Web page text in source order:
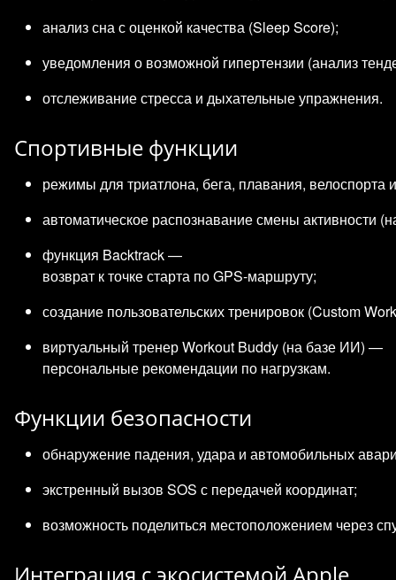
анализ сна с оценкой качества (Sleep Score);
уведомления о возможной гипертензии (анализ
отслеживание стресса и дыхательные упражнения.
Спортивные функции
режимы для триатлона, бега, плавания, велоспорта
автоматическое распознавание смены активности
функция Backtrack —
возврат к точке старта по GPS‑маршруту;
создание пользовательских тренировок (Custom
виртуальный тренер Workout Buddy (на базе ИИ) —
персональные рекомендации по нагрузкам.
Функции безопасности
обнаружение падения, удара и автомобильных
экстренный вызов SOS с передачей координат;
возможность поделиться местоположением через